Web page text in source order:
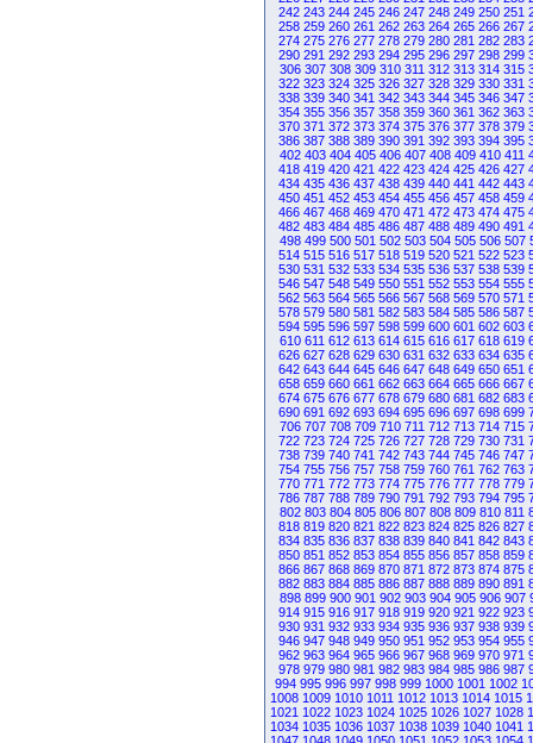
242 243 244 245 246 247 248 249 250 251
258 259 260 261 262 263 264 265 266 267
274 275 276 277 278 279 280 281 282 283
290 291 292 293 294 295 296 297 298 299
306 307 308 309 310 311 312 313 314 315
322 323 324 325 326 327 328 329 330 331
338 339 340 341 342 343 344 345 346 347
354 355 356 357 358 359 360 361 362 363
370 371 372 373 374 375 376 377 378 379
386 387 388 389 390 391 392 393 394 395
402 403 404 405 406 407 408 409 410 411
418 419 420 421 422 423 424 425 426 427
434 435 436 437 438 439 440 441 442 443
450 451 452 453 454 455 456 457 458 459
466 467 468 469 470 471 472 473 474 475
482 483 484 485 486 487 488 489 490 491
498 499 500 501 502 503 504 505 506 507
514 515 516 517 518 519 520 521 522 523
530 531 532 533 534 535 536 537 538 539
546 547 548 549 550 551 552 553 554 555
562 563 564 565 566 567 568 569 570 571
578 579 580 581 582 583 584 585 586 587
594 595 596 597 598 599 600 601 602 603
610 611 612 613 614 615 616 617 618 619
626 627 628 629 630 631 632 633 634 635
642 643 644 645 646 647 648 649 650 651
658 659 660 661 662 663 664 665 666 667
674 675 676 677 678 679 680 681 682 683
690 691 692 693 694 695 696 697 698 699
706 707 708 709 710 711 712 713 714 715
722 723 724 725 726 727 728 729 730 731
738 739 740 741 742 743 744 745 746 747
754 755 756 757 758 759 760 761 762 763
770 771 772 773 774 775 776 777 778 779
786 787 788 789 790 791 792 793 794 795
802 803 804 805 806 807 808 809 810 811
818 819 820 821 822 823 824 825 826 827
834 835 836 837 838 839 840 841 842 843
850 851 852 853 854 855 856 857 858 859
866 867 868 869 870 871 872 873 874 875
882 883 884 885 886 887 888 889 890 891
898 899 900 901 902 903 904 905 906 907
914 915 916 917 918 919 920 921 922 923
930 931 932 933 934 935 936 937 938 939
946 947 948 949 950 951 952 953 954 955
962 963 964 965 966 967 968 969 970 971
978 979 980 981 982 983 984 985 986 987
994 995 996 997 998 999 1000 1001 1002
1008 1009 1010 1011 1012 1013 1014 1015
1021 1022 1023 1024 1025 1026 1027 1028
1034 1035 1036 1037 1038 1039 1040 1041